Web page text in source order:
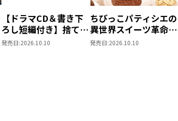
【ドラマCD＆書き下
ろし短編付き】捨てら
れ公爵夫人は、平穏な
発売日:2026.10.10
ちびっこパティシエの
異世界スイーツ革命～
パパともふもふと愉快
発売日:2026.10.10